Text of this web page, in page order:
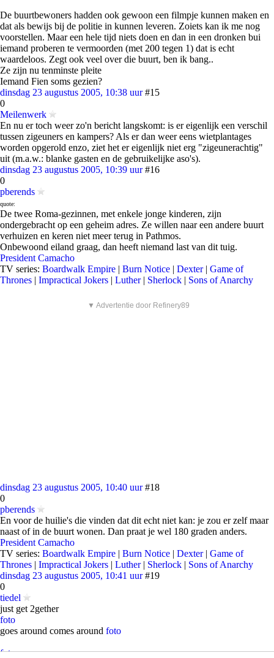
De buurtbewoners hadden ook gewoon een filmpje kunnen maken en
dat als bewijs bij de politie in kunnen leveren. Zoiets kan ik me nog
voorstellen. Maar een hele tijd niets doen en dan in een dronken bui
iemand proberen te vermoorden (met 200 tegen 1) dat is echt
waardeloos. Zegt ook veel over die buurt, ben ik bang..
Ze zijn nu tenminste pleite
Iemand Fien soms gezien?
dinsdag 23 augustus 2005, 10:38 uur #15
0
Meilenwerk
En nu er toch weer zo'n bericht langskomt: is er eigenlijk een verschil
tussen zigeuners en kampers? Als er dan weer eens wietplantages
worden opgerold enzo, ziet het er eigenlijk niet erg "zigeunerachtig"
uit (m.a.w.: blanke gasten en de gebruikelijke aso's).
dinsdag 23 augustus 2005, 10:39 uur #16
0
pberends
quote:
De twee Roma-gezinnen, met enkele jonge kinderen, zijn
ondergebracht op een geheim adres. Ze willen naar een andere buurt
verhuizen en keren niet meer terug in Pathmos.
Onbewoond eiland graag, dan heeft niemand last van dit tuig.
President Camacho
TV series: Boardwalk Empire | Burn Notice | Dexter| Game of
Thrones | Impractical Jokers | Luther| Sherlock | Sons of Anarchy
▼ Advertentie door Refinery89
dinsdag 23 augustus 2005, 10:40 uur #18
0
pberends
En voor de huilie's die vinden dat dit echt niet kan: je zou er zelf maar
naast of in de buurt wonen. Dan praat je wel 180 graden anders.
President Camacho
TV series: Boardwalk Empire | Burn Notice | Dexter| Game of
Thrones | Impractical Jokers | Luther| Sherlock | Sons of Anarchy
dinsdag 23 augustus 2005, 10:41 uur #19
0
tiedel
just get 2gether
foto
goes around comes around foto
foto